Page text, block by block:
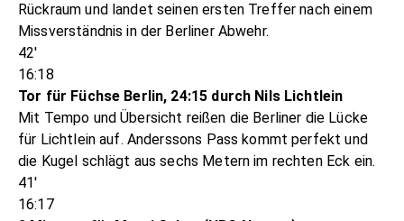
Rückraum und landet seinen ersten Treffer nach einem
Missverständnis in der Berliner Abwehr.
42'
16:18
Tor für Füchse Berlin, 24:15 durch Nils Lichtlein
Mit Tempo und Übersicht reißen die Berliner die Lücke
für Lichtlein auf. Anderssons Pass kommt perfekt und
die Kugel schlägt aus sechs Metern im rechten Eck ein.
41'
16:17